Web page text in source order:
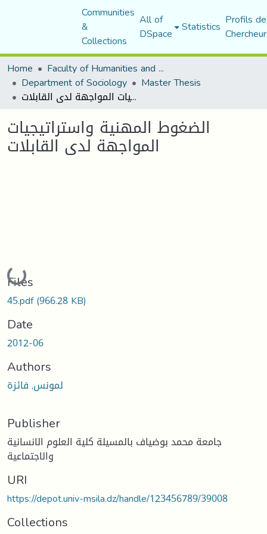
Communities
&
Collections
All of
DSpace Statistics Profils
Home
Faculty of Humanities and Social Sciences
Department of Sociology Master Thesis
الضغوط المهنية واستراتيجيات المواجهة لدى القابلات
الضغوط المهنية واستراتيجيات
المواجهة لدى القابلات
Loading...
Files
45.pdf(966.28 KB)
Date
2012-06
Authors
لمونس, فائزة
Publisher
جامعة محمد بوضياف بالمسيلة كلية العلوم الانسانية
والاجتماعية
URI
https://depot.univ-msila.dz/handle/123456789/39008
Collections